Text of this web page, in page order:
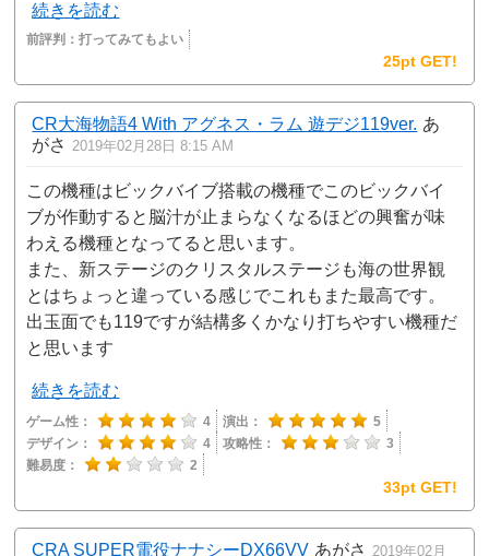
続きを読む
前評判：打ってみてもよい
25pt GET!
CR大海物語4 With アグネス・ラム 遊デジ119ver. あ
がさ 2019年02月28日 8:15 AM
この機種はビックバイブ搭載の機種でこのビックバイ
ブが作動すると脳汁が止まらなくなるほどの興奮が味
わえる機種となってると思います。
また、新ステージのクリスタルステージも海の世界観
とはちょっと違っている感じでこれもまた最高です。
出玉面でも119ですが結構多くかなり打ちやすい機種だ
と思います
続きを読む
ゲーム性： 4 演出：
5
デザイン：
4 攻略性：
3
難易度：
2
33pt GET!
CRA SUPER電役ナナシーDX66VV あがさ 2019年02月